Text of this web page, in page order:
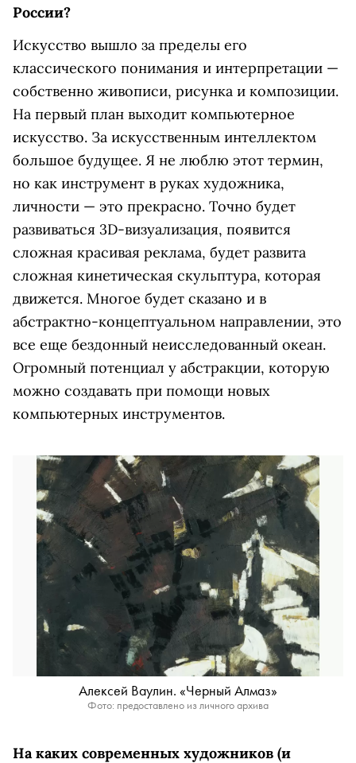
России?
Искусство вышло за пределы его
классического понимания и интерпретации —
собственно живописи, рисунка и композиции.
На первый план выходит компьютерное
искусство. За искусственным интеллектом
большое будущее. Я не люблю этот термин,
но как инструмент в руках художника,
личности — это прекрасно. Точно будет
развиваться 3D-визуализация, появится
сложная красивая реклама, будет развита
сложная кинетическая скульптура, которая
движется. Многое будет сказано и в
абстрактно-концептуальном направлении, это
все еще бездонный неисследованный океан.
Огромный потенциал у абстракции, которую
можно создавать при помощи новых
компьютерных инструментов.
Алексей Ваулин. «Черный Алмаз»
Фото: предоставлено из личного архива
На каких современных художников (и